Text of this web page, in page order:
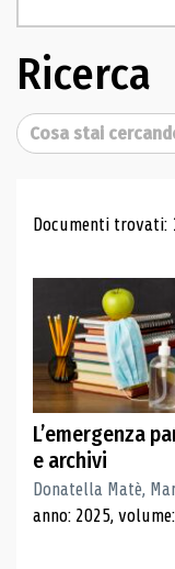
Ricerca
Cerca
Risultati
Documenti trovati:
L’emergenza
e archivi
Donatella Matè,
anno: 2025,